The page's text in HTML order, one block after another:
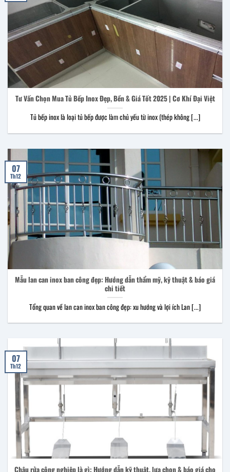
Tư Vấn Chọn Mua Tủ Bếp Inox Đẹp, Bền & Giá Tốt 2025 | Cơ Khí Đại Việt
Tủ bếp inox là loại tủ bếp được làm chủ yếu từ inox (thép không [...]
Mẫu lan can inox ban công đẹp: Hướng dẫn thẩm mỹ, kỹ thuật & báo giá
chi tiết
Tổng quan về lan can inox ban công đẹp: xu hướng và lợi ích Lan [...]
07
Th12
Chậu rửa công nghiệp là gì: Hướng dẫn kỹ thuật, lựa chọn & báo giá cho
07
Th12